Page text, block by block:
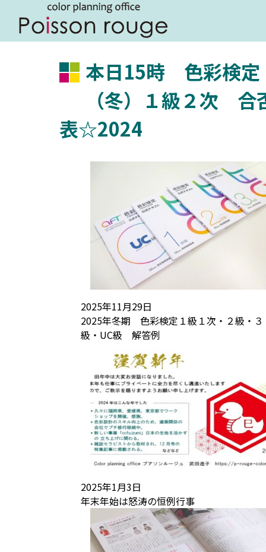
本日15時 色彩検定
（冬）１級２次 合
表☆2024
2025年11月29日
2025年冬期 色彩検定１級１次・２級・３
級・UC級 解答例
2025年1月3日
年末年始は怒涛の恒例行事